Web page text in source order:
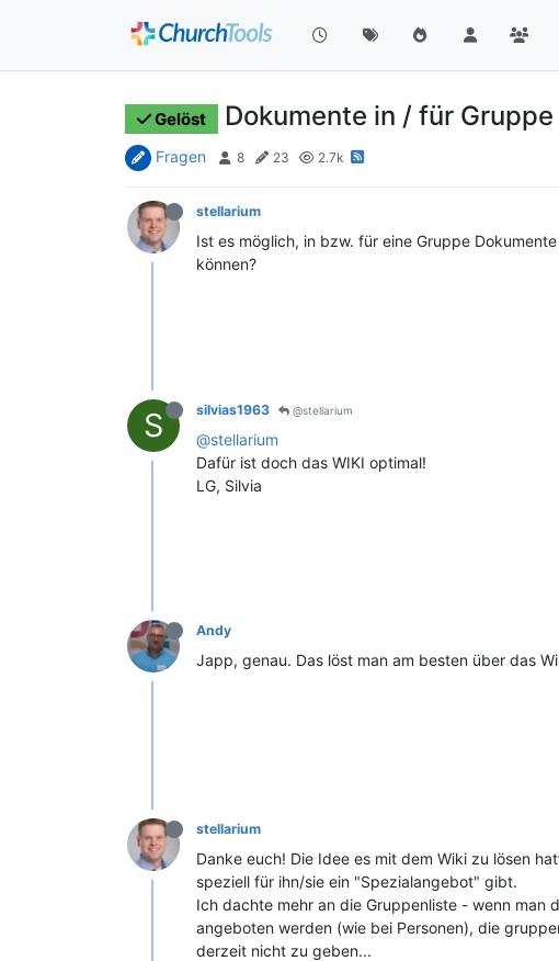
Gelöst Dokumente in / für
Fragen 8 23 2.7k
stellarium
Ist es möglich, in bzw. für eine Gruppe
können?
S silvias1963 @stellarium
@stellarium
Dafür ist doch das WIKI optimal!
LG, Silvia
Andy
Japp, genau. Das löst man am besten über das
stellarium
Danke euch! Die Idee es mit dem Wiki zu lösen
speziell für ihn/sie ein "Spezialangebot" gibt.
Ich dachte mehr an die Gruppenliste - wenn
angeboten werden (wie bei Personen), die
derzeit nicht zu geben...